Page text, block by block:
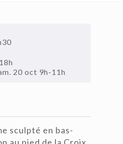
20 oct 9h-11h
sculpté en bas-